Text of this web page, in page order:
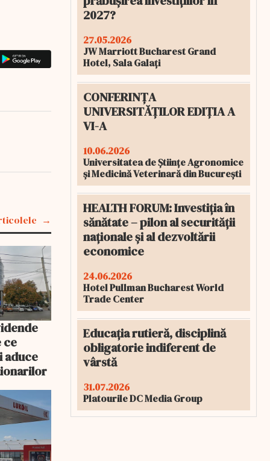
ce
aduce
2027?
27.05.2026
JW Marriott Bucharest Grand
Hotel, Sala Galați
CONFERINȚA
UNIVERSITĂȚILOR EDIȚIA A
VI-A
10.06.2026
Universitatea de Științe Agronomice
și Medicină Veterinară din București
HEALTH FORUM: Investiția în
sănătate – pilon al securității
naționale și al dezvoltării
economice
24.06.2026
Hotel Pullman Bucharest World
Trade Center
Educația rutieră, disciplină
obligatorie indiferent de
vârstă
31.07.2026
Platourile DC Media Group